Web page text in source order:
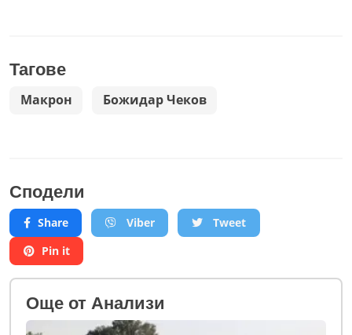
Тагове
Макрон Божидар Чеков
Сподели
Share Viber
Tweet
Pin it
Oще от Анализи